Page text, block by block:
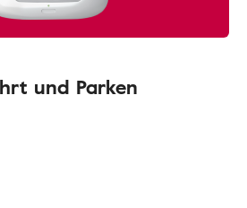
und Parken